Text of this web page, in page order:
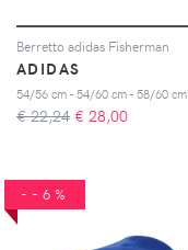
Berretto adidas Fisherman
ADIDAS
54/56 cm - 54/60 cm - 58/60 cm
€ 22,24 € 28,00
--6%